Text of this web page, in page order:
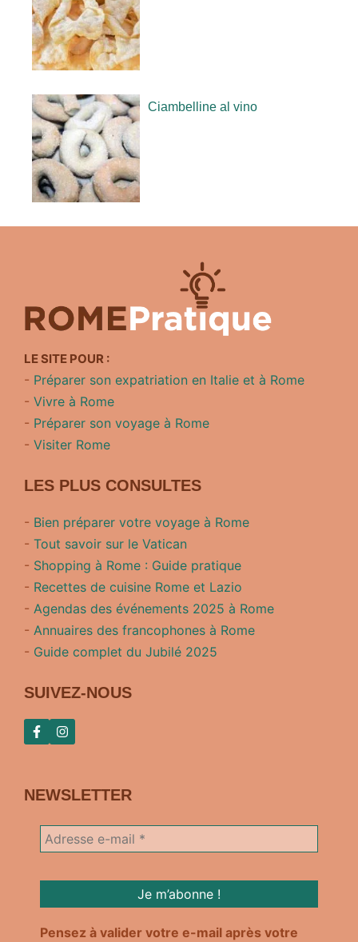
Ciambelline al vino
LE SITE POUR :
- Préparer son expatriation en Italie et à Rome
- Vivre à Rome
- Préparer son voyage à Rome
- Visiter Rome
LES PLUS CONSULTES
- Bien préparer votre voyage à Rome
- Tout savoir sur le Vatican
- Shopping à Rome : Guide pratique
- Recettes de cuisine Rome et Lazio
- Agendas des événements 2025 à Rome
- Annuaires des francophones à Rome
- Guide complet du Jubilé 2025
SUIVEZ-NOUS
NEWSLETTER
Pensez à valider votre e-mail après votre